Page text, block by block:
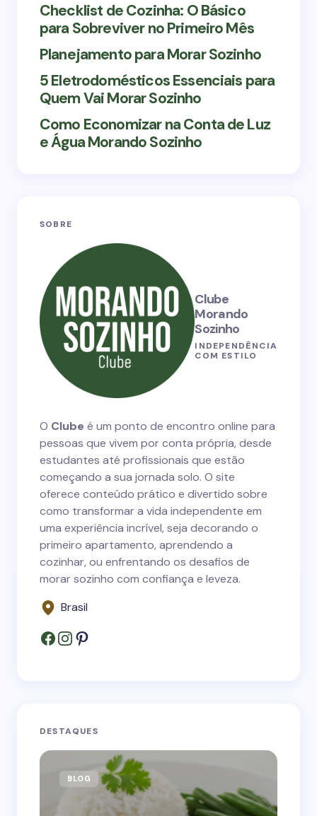
Save my name and email in this browser for the
next time I comment.
Checklist de Cozinha: O Básico
para Sobreviver no Primeiro Mês
Planejamento para Morar Sozinho
5 Eletrodomésticos Essenciais para
Quem Vai Morar Sozinho
Como Economizar na Conta de Luz
e Água Morando Sozinho
SOBRE
Clube
Morando
Sozinho
INDEPENDÊNCIA
COM ESTILO
O Clube é um ponto de encontro online para
pessoas que vivem por conta própria, desde
estudantes até profissionais que estão
começando a sua jornada solo. O site
oferece conteúdo prático e divertido sobre
como transformar a vida independente em
uma experiência incrível, seja decorando o
primeiro apartamento, aprendendo a
cozinhar, ou enfrentando os desafios de
morar sozinho com confiança e leveza.
Brasil
DESTAQUES
BLOG